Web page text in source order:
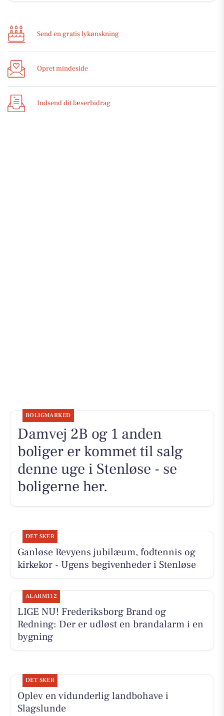
Send en gratis lykønskning
Opret mindeside
Indsend dit læserbidrag
BOLIGMARKED
Damvej 2B og 1 anden
boliger er kommet til salg
denne uge i Stenløse - se
boligerne her.
DET SKER
Ganløse Revyens jubilæum, fodtennis og
kirkekor - Ugens begivenheder i Stenløse
ALARM112
LIGE NU! Frederiksborg Brand og
Redning: Der er udløst en brandalarm i en
bygning
DET SKER
Oplev en vidunderlig landbohave i
Slagslunde